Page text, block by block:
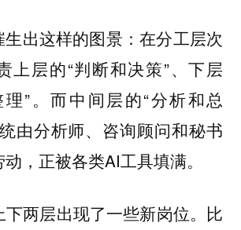
出这样的图景：在分工层次
上层的“判断和决策”、下层
”。而中间层的“分析和总
由分析师、咨询顾问和秘书
，正被各类AI工具填满。
下两层出现了一些新岗位。比